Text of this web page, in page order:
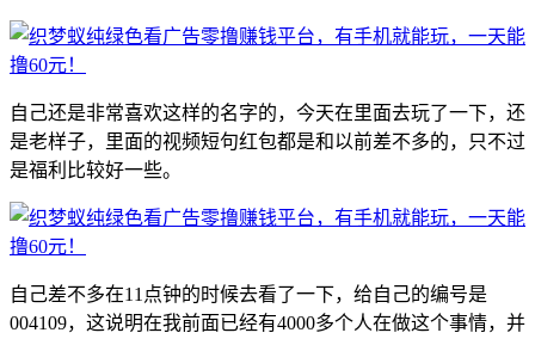
自己还是非常喜欢这样的名字的，今天在里面去玩了一下，还
是老样子，里面的视频短句红包都是和以前差不多的，只不过
是福利比较好一些。
自己差不多在11点钟的时候去看了一下，给自己的编号是
004109，这说明在我前面已经有4000多个人在做这个事情，并